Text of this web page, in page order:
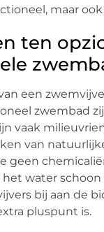
maar ook
ten
een
zwembad
vaak
van
geen
water schoon
bij aan de
pluspunt is.